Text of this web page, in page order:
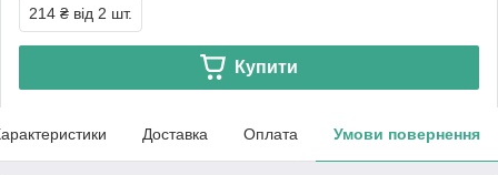
214 ₴ від 2 шт.
Купити
Доставка Оплата Умови повернення